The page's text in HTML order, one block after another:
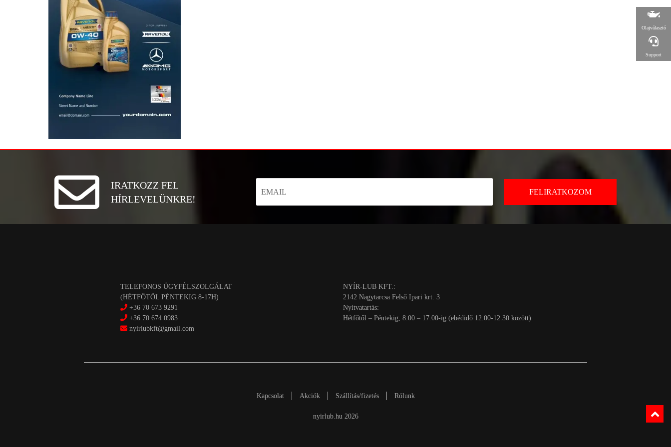
IRATKOZZ FEL
HÍRLEVELÜNKRE!
TELEFONOS ÜGYFÉLSZOLGÁLAT
(HÉTFŐTŐL PÉNTEKIG 8-17H)
+36 70 673 9291
+36 70 674 0983
nyirlubkft@gmail.com
NYÍR-LUB KFT.:
2142 Nagytarcsa Felső Ipari krt. 3
Nyitvatartás:
Hétfőtől – Péntekig, 8.00 – 17.00-ig (ebédidő 12.00-12.30 között)
Kapcsolat Akciók Szállítás/fizetés Rólunk
nyirlub.hu 2026
Olajválasztó
Support